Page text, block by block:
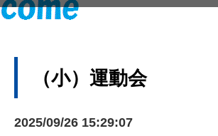
（小）運動会
2025/09/26 15:29:07